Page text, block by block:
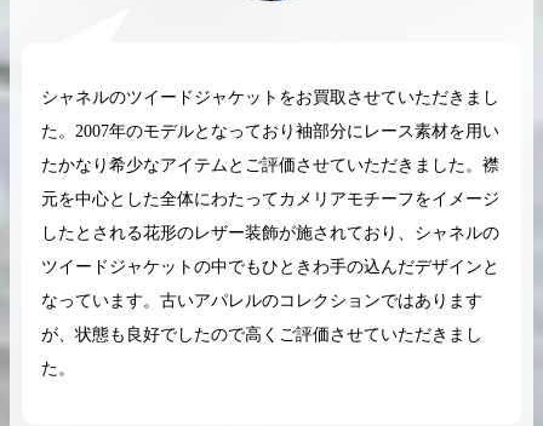
バーキン相場解説 ケリー相場解
コラムをさらにみる
シャネルのツイードジャケットをお買取させていただきまし
た。2007年のモデルとなっており袖部分にレース素材を用い
たかなり希少なアイテムとご評価させていただきました。襟
元を中心とした全体にわたってカメリアモチーフをイメージ
したとされる花形のレザー装飾が施されており、シャネルの
ツイードジャケットの中でもひときわ手の込んだデザインと
なっています。古いアパレルのコレクションではあります
が、状態も良好でしたので高くご評価させていただきまし
た。